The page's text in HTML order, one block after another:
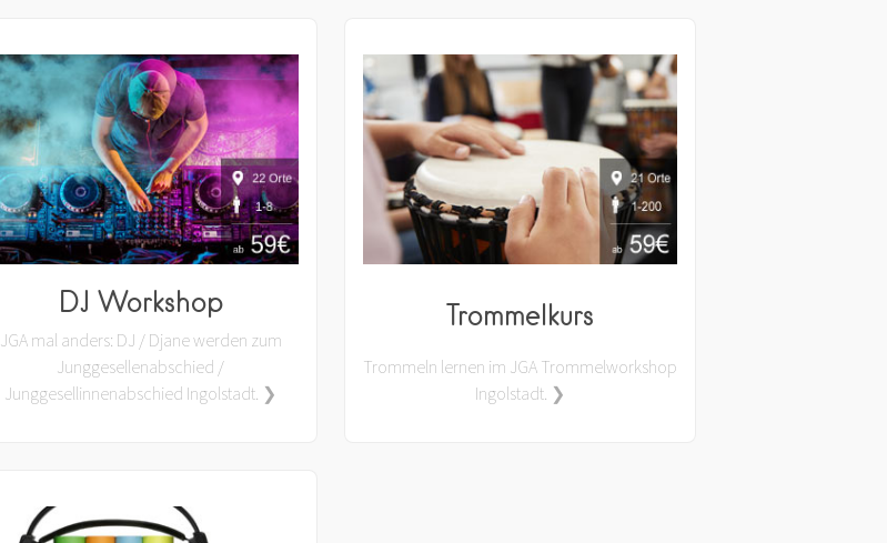
DJ Workshop
JGA mal anders: DJ / Djane werden zum
Junggesellenabschied /
Junggesellinnenabschied Ingolstadt. ❯
Trommelkurs
Trommeln lernen im JGA Trommelworkshop
Ingolstadt. ❯